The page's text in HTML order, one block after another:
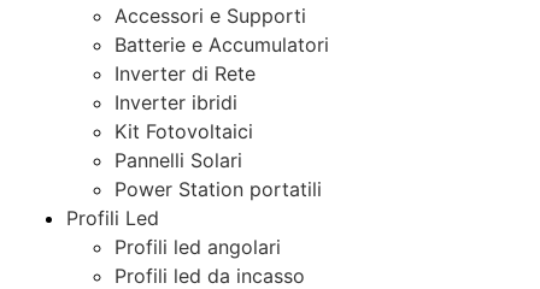
Accessori e Supporti
Batterie e Accumulatori
Inverter di Rete
Inverter ibridi
Kit Fotovoltaici
Pannelli Solari
Power Station portatili
Profili Led
Profili led angolari
Profili led da incasso